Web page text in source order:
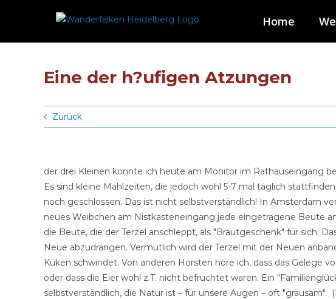
Home
Eine der h?ufigen Atzungen
Zurück
der drei Kleinen konnte ich heute am Monitor im Rathauseingang
Es sind kleine Mahlzeiten, die jedoch wohl 5-7 mal täglich
noch geschlossen. Das ist nicht selbstverständlich! In Amsterdam
neues Weibchen am Nistkasteneingang jede eingetragene Beute
die Beute, die der Terzel anschleppt, als "Brautgeschenk" für sich.
Neue abzudrängen. Vermutlich wird der Terzel mit der Neuen
Küken schwindet. Von anderen Horsten höre ich, dass das Gelege
oder dass die Eier wohl z.T. nicht befruchtet waren. Ein
selbstverständlich, die Natur ist – für unsere Augen – oft "grausam".